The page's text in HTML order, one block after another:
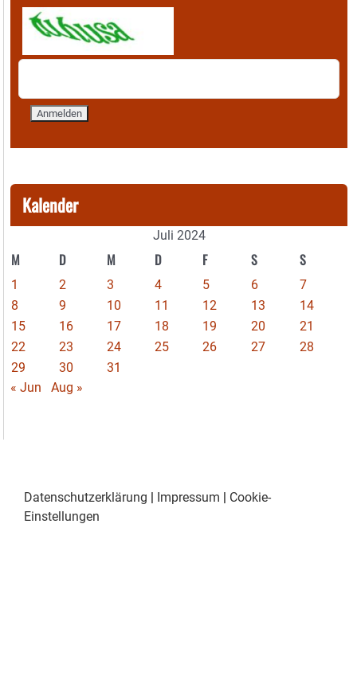
Kalender
Juli 2024
M D M D F S S
1 2 3 4 5 6
7
8
9 10 11 12 13
14
15
16 17 18 19 20
21
22
23 24 25 26 27
28
29
30
31
« Jun
Aug »
Datenschutzerklärung Impressum
Cookie-
Einstellungen